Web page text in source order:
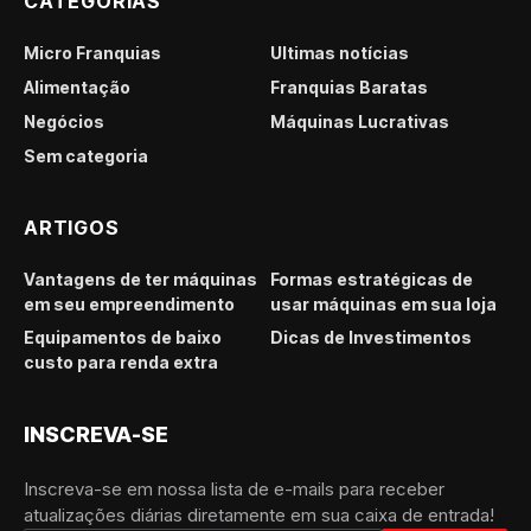
Micro Franquias
Últimas notícias
Alimentação
Franquias Baratas
Negócios
Máquinas Lucrativas
Sem categoria
ARTIGOS
Vantagens de ter máquinas
em seu empreendimento
Formas estratégicas de
usar máquinas em sua loja
Equipamentos de baixo
custo para renda extra
Dicas de Investimentos
INSCREVA-SE
Inscreva-se em nossa lista de e-mails para receber
atualizações diárias diretamente em sua caixa de entrada!